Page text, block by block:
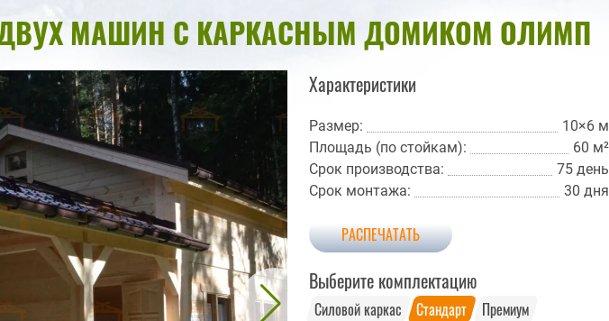
МАШИН С КАРКАСНЫМ ДОМИКОМ ОЛИМП
Характеристики
Размер:
10×6 м
Площадь (по стойкам):
60 м²
Срок производства:
75 день
Срок монтажа:
30 дня
РАСПЕЧАТАТЬ
Выберите комплектацию
Силовой каркас Стандарт Премиум